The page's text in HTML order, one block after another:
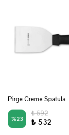
Pirge Creme Spatula
%23
₺ 692
₺ 532